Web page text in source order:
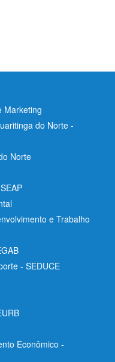
Marketing
do Norte -
Norte
e Trabalho
- SEDUCE
Econômico -